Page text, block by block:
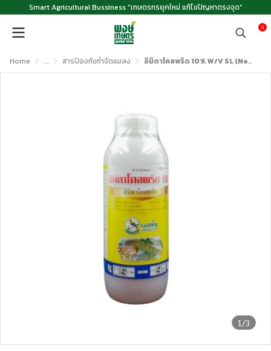
Smart Agricultural Bussiness "เกษตรกรยุคใหม่ แก้ไขปัญหาตรงจุด"
0
Home ... สารป้องกันกำจัดแมลง อิมิดาโคลพริด 10% W/V SL (Neonicotinoid) ขนาด 1 ลิตร
1/3